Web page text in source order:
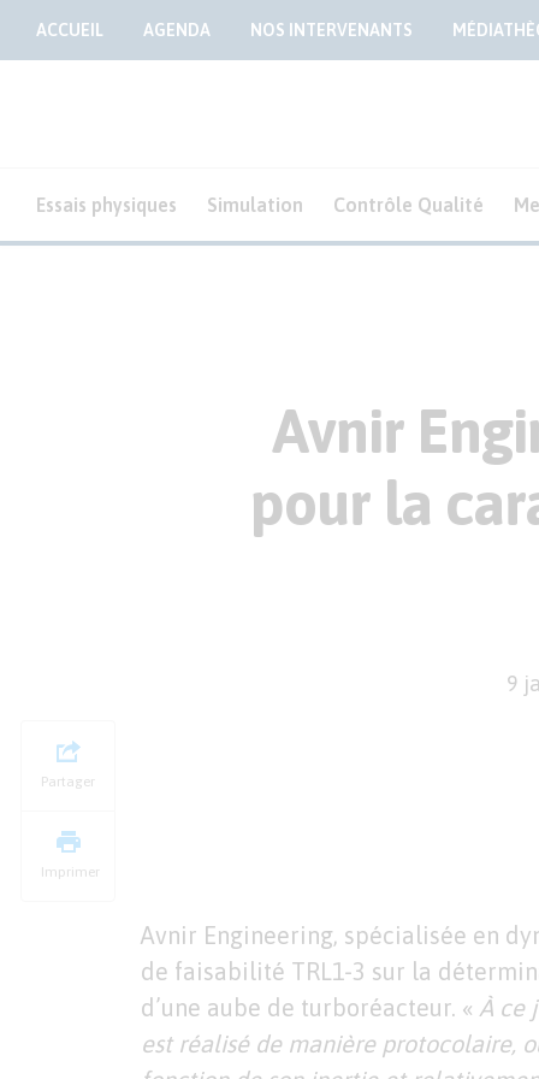
ACCUEIL AGENDA NOS INTERVENANTS
Essais physiques Simulation Contrôle Qualité
Avnir
pour la
9
Partager
Imprimer
Avnir Engineering, spécialisée en
de faisabilité TRL1-3 sur la
d’une aube de turboréacteur. « À ce
est réalisé de manière protocolaire,